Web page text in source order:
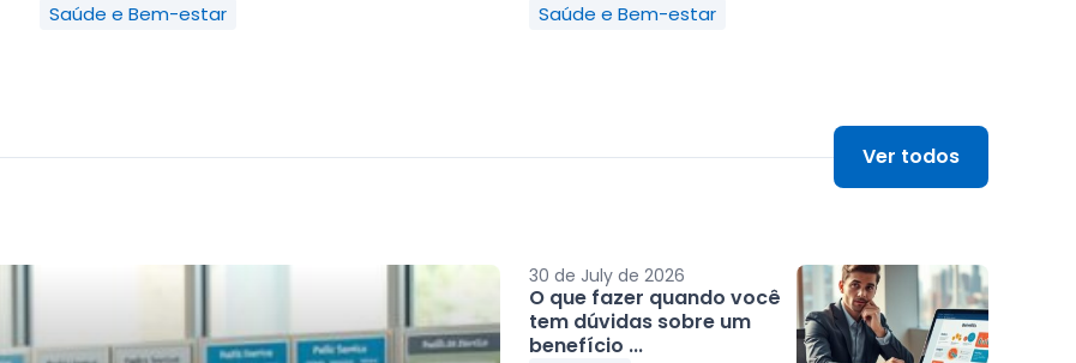
Saúde e Bem-estar Saúde e Bem-estar
Ver todos
30 de July de 2026
O que fazer quando você
tem dúvidas sobre um
benefício ...